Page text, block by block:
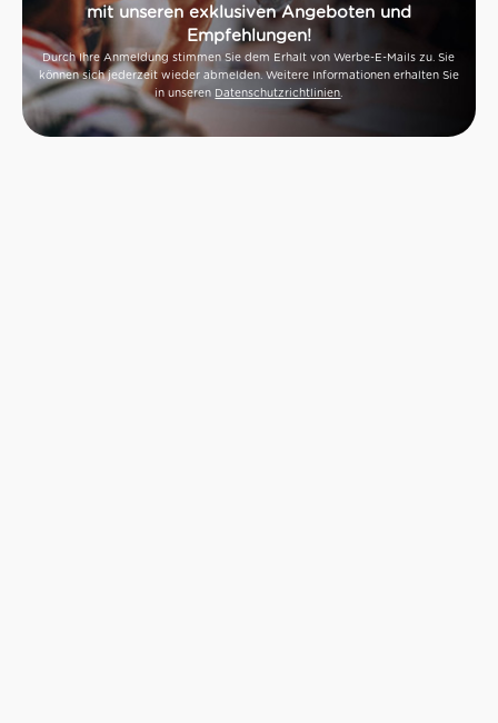
mit unseren exklusiven Angeboten und
Empfehlungen!
Durch Ihre Anmeldung stimmen Sie dem Erhalt von Werbe-E-Mails zu. Sie
können sich jederzeit wieder abmelden. Weitere Informationen erhalten Sie
in unseren Datenschutzrichtlinien